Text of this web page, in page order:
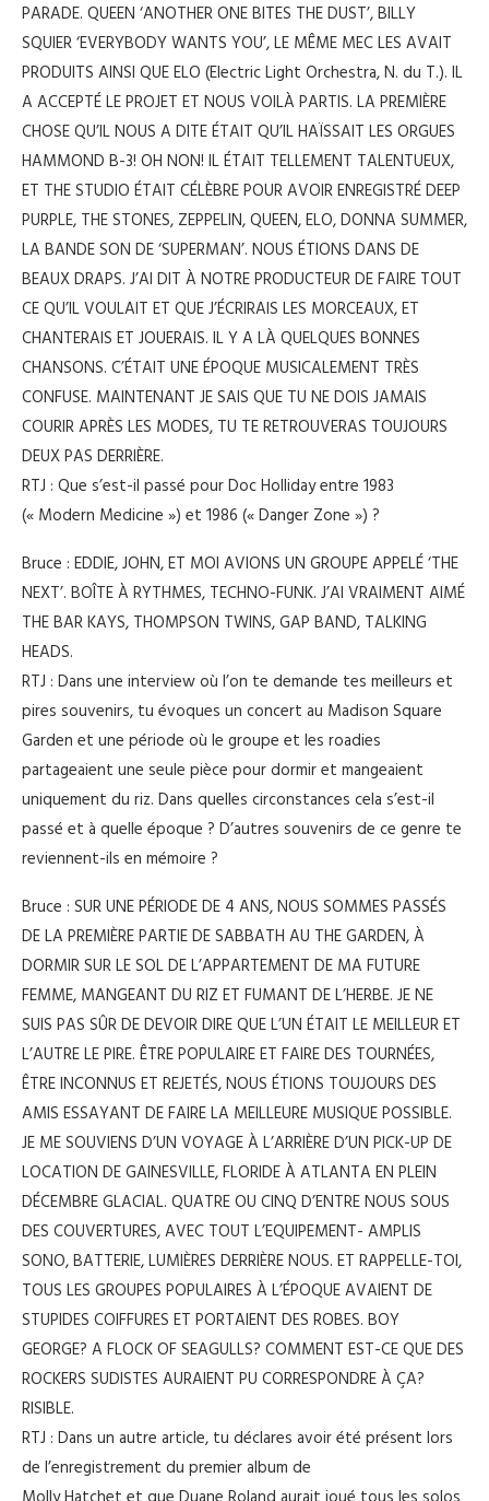
PARADE. QUEEN ‘ANOTHER ONE BITES THE DUST’, BILLY
SQUIER ‘EVERYBODY WANTS YOU’, LE MÊME MEC LES AVAIT
PRODUITS AINSI QUE ELO (Electric Light Orchestra, N. du T.). IL
A ACCEPTÉ LE PROJET ET NOUS VOILÀ PARTIS. LA PREMIÈRE
CHOSE QU’IL NOUS A DITE ÉTAIT QU’IL HAÏSSAIT LES ORGUES
HAMMOND B-3! OH NON! IL ÉTAIT TELLEMENT TALENTUEUX,
ET THE STUDIO ÉTAIT CÉLÈBRE POUR AVOIR ENREGISTRÉ DEEP
PURPLE, THE STONES, ZEPPELIN, QUEEN, ELO, DONNA SUMMER,
LA BANDE SON DE ‘SUPERMAN’. NOUS ÉTIONS DANS DE
BEAUX DRAPS. J’AI DIT À NOTRE PRODUCTEUR DE FAIRE TOUT
CE QU’IL VOULAIT ET QUE J’ÉCRIRAIS LES MORCEAUX, ET
CHANTERAIS ET JOUERAIS. IL Y A LÀ QUELQUES BONNES
CHANSONS. C’ÉTAIT UNE ÉPOQUE MUSICALEMENT TRÈS
CONFUSE. MAINTENANT JE SAIS QUE TU NE DOIS JAMAIS
COURIR APRÈS LES MODES, TU TE RETROUVERAS TOUJOURS
DEUX PAS DERRIÈRE.
RTJ : Que s’est-il passé pour Doc Holliday entre 1983
(« Modern Medicine ») et 1986 (« Danger Zone ») ?
Bruce : EDDIE, JOHN, ET MOI AVIONS UN GROUPE APPELÉ ‘THE
NEXT’. BOÎTE À RYTHMES, TECHNO-FUNK. J’AI VRAIMENT AIMÉ
THE BAR KAYS, THOMPSON TWINS, GAP BAND, TALKING
HEADS.
RTJ : Dans une interview où l’on te demande tes meilleurs et
pires souvenirs, tu évoques un concert au Madison Square
Garden et une période où le groupe et les roadies
partageaient une seule pièce pour dormir et mangeaient
uniquement du riz. Dans quelles circonstances cela s’est-il
passé et à quelle époque ? D’autres souvenirs de ce genre te
reviennent-ils en mémoire ?
Bruce : SUR UNE PÉRIODE DE 4 ANS, NOUS SOMMES PASSÉS
DE LA PREMIÈRE PARTIE DE SABBATH AU THE GARDEN, À
DORMIR SUR LE SOL DE L’APPARTEMENT DE MA FUTURE
FEMME, MANGEANT DU RIZ ET FUMANT DE L’HERBE. JE NE
SUIS PAS SÛR DE DEVOIR DIRE QUE L’UN ÉTAIT LE MEILLEUR ET
L’AUTRE LE PIRE. ÊTRE POPULAIRE ET FAIRE DES TOURNÉES,
ÊTRE INCONNUS ET REJETÉS, NOUS ÉTIONS TOUJOURS DES
AMIS ESSAYANT DE FAIRE LA MEILLEURE MUSIQUE POSSIBLE.
JE ME SOUVIENS D’UN VOYAGE À L’ARRIÈRE D’UN PICK-UP DE
LOCATION DE GAINESVILLE, FLORIDE À ATLANTA EN PLEIN
DÉCEMBRE GLACIAL. QUATRE OU CINQ D’ENTRE NOUS SOUS
DES COUVERTURES, AVEC TOUT L’EQUIPEMENT- AMPLIS
SONO, BATTERIE, LUMIÈRES DERRIÈRE NOUS. ET RAPPELLE-TOI,
TOUS LES GROUPES POPULAIRES À L’ÉPOQUE AVAIENT DE
STUPIDES COIFFURES ET PORTAIENT DES ROBES. BOY
GEORGE? A FLOCK OF SEAGULLS? COMMENT EST-CE QUE DES
ROCKERS SUDISTES AURAIENT PU CORRESPONDRE À ÇA?
RISIBLE.
RTJ : Dans un autre article, tu déclares avoir été présent lors
de l’enregistrement du premier album de